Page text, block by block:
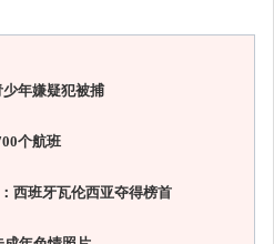
年嫌疑犯被捕
个航班
西班牙瓦伦西亚夺得榜首